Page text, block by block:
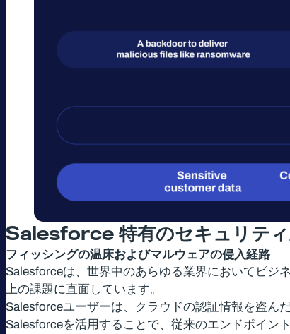
Salesforce 特有のセキュリテ
フィッシングの温床およびマルウェアの侵入経路
Salesforceは、世界中のあらゆる業界においてビジ
上の課題に直面しています。
Salesforceユーザーは、クラウドの認証情報を盗ん
Salesforceを活用することで、従来のエンドポイン